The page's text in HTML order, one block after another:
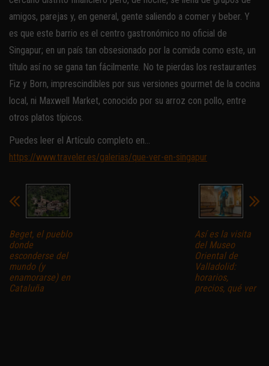
amigos, parejas y, en general, gente saliendo a comer y beber. Y
es que este barrio es el centro gastronómico no oficial de
Singapur; en un país tan obsesionado por la comida como este, un
título así no se gana tan fácilmente. No te pierdas los restaurantes
Fiz y Born, imprescindibles por sus versiones gourmet de la cocina
local, ni Maxwell Market, conocido por su arroz con pollo, entre
otros platos típicos.
Puedes leer el Artículo completo en…
https://www.traveler.es/galerias/que-ver-en-singapur
Beget, el pueblo
donde
esconderse del
mundo (y
enamorarse) en
Cataluña
Así es la visita
del Museo
Oriental de
Valladolid:
horarios,
precios, qué ver